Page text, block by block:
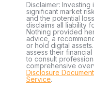
Disclaimer:
significant market
and the potential
disclaims all liability
Nothing provided
advice, a
or hold digital
assess their
to consult
comprehensive
Disclosure Document
Service.